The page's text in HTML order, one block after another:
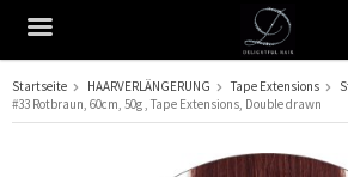
Das Produkt wurde in Ihren
Startseite HAARVERLÄNGERUNG Tape Extensions
#33 Rotbraun, 60cm, 50g , Tape Extensions, Double drawn